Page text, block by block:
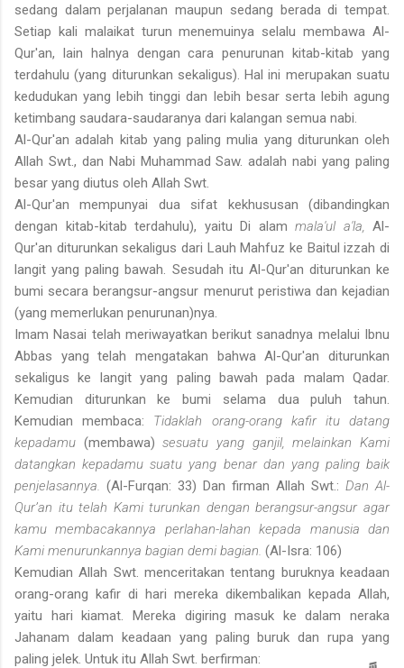
sedang dalam perjalanan maupun sedang berada di tempat.
Setiap kali malaikat turun menemuinya selalu membawa Al-
Qur'an, lain halnya dengan cara penurunan kitab-kitab yang
terdahulu (yang diturunkan sekaligus). Hal ini merupakan suatu
kedudukan yang lebih tinggi dan lebih besar serta lebih agung
ketimbang saudara-saudaranya dari kalangan semua nabi.
Al-Qur'an adalah kitab yang paling mulia yang diturunkan oleh
Allah Swt., dan Nabi Muhammad Saw. adalah nabi yang paling
besar yang diutus oleh Allah Swt.
Al-Qur'an mempunyai dua sifat kekhususan (dibandingkan
dengan kitab-kitab terdahulu), yaitu Di alam mala'ul a'la, Al-
Qur'an diturunkan sekaligus dari Lauh Mahfuz ke Baitul izzah di
langit yang paling bawah. Sesudah itu Al-Qur'an diturunkan ke
bumi secara berangsur-angsur menurut peristiwa dan kejadian
(yang memerlukan penurunan)nya.
Imam Nasai telah meriwayatkan berikut sanadnya melalui Ibnu
Abbas yang telah mengatakan bahwa Al-Qur'an diturunkan
sekaligus ke langit yang paling bawah pada malam Qadar.
Kemudian diturunkan ke bumi selama dua puluh tahun.
Kemudian membaca: Tidaklah orang-orang kafir itu datang
kepadamu (membawa)sesuatu yang ganjil, melainkan Kami
datangkan kepadamu suatu yang benar dan yang paling baik
penjelasannya. (Al-Furqan: 33) Dan firman Allah Swt.: Dan Al-
Qur’an itu telah Kami turunkan dengan berangsur-angsur agar
kamu membacakannya perlahan-lahan kepada manusia dan
Kami menurunkannya bagian demi bagian. (Al-Isra: 106)
Kemudian Allah Swt. menceritakan tentang buruknya keadaan
orang-orang kafir di hari mereka dikembalikan kepada Allah,
yaitu hari kiamat. Mereka digiring masuk ke dalam neraka
Jahanam dalam keadaan yang paling buruk dan rupa yang
paling jelek. Untuk itu Allah Swt. berfirman: